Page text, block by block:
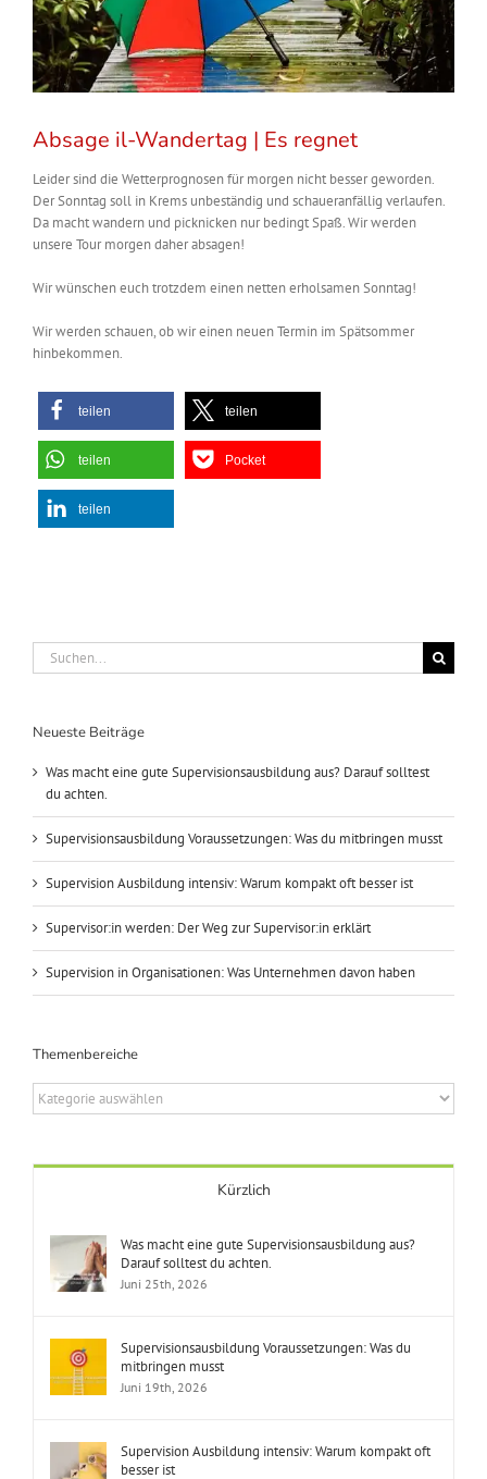
Absage il-Wandertag | Es regnet
Leider sind die Wetterprognosen für morgen nicht besser geworden.
Der Sonntag soll in Krems unbeständig und schaueranfällig verlaufen.
Da macht wandern und picknicken nur bedingt Spaß. Wir werden
unsere Tour morgen daher absagen!
Wir wünschen euch trotzdem einen netten erholsamen Sonntag!
Wir werden schauen, ob wir einen neuen Termin im Spätsommer
hinbekommen.
teilen teilen
teilen Pocket
teilen
Suche
nach:
Neueste Beiträge
Was macht eine gute Supervisionsausbildung aus? Darauf solltest
du achten.
Supervisionsausbildung Voraussetzungen: Was du mitbringen musst
Supervision Ausbildung intensiv: Warum kompakt oft besser ist
Supervisor:in werden: Der Weg zur Supervisor:in erklärt
Supervision in Organisationen: Was Unternehmen davon haben
Themenbereiche
Themenbereiche
Kürzlich
Was macht eine gute Supervisionsausbildung aus?
Darauf solltest du achten.
Juni 25th, 2026
Supervisionsausbildung Voraussetzungen: Was du
mitbringen musst
Juni 19th, 2026
Supervision Ausbildung intensiv: Warum kompakt oft
besser ist